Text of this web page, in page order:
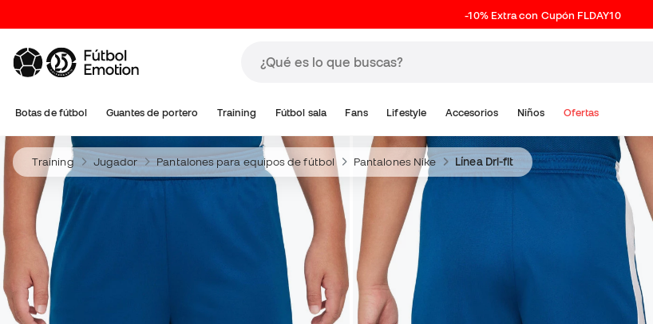
-10% Extra con Cupón FLDAY10
Botas de fútbol Guantes de portero Training Fútbol sala Fans Lifestyle Accesorios Niños Ofertas
Training Jugador Pantalones para equipos de fútbol Pantalones Nike Línea Dri-fit